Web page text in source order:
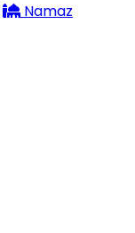
Namaz